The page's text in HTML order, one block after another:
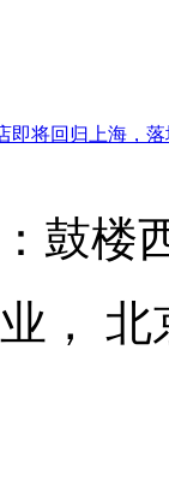
鼓楼
业，